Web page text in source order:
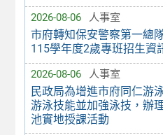
2026-08-06 人事室
市府轉知保安警察第一總
115學年度2歲專班招生資
2026-08-06 人事室
民政局為增進市府同仁游
游泳技能並加強泳技，辦
池實地授課活動